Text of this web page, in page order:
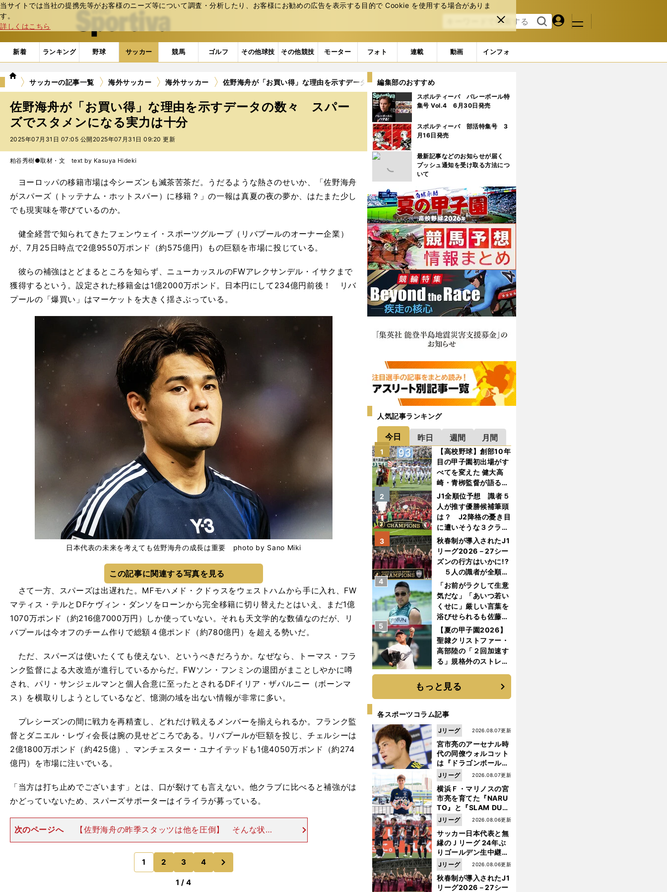
当サイトでは当社の提携先等がお客様のニーズ等について調査・分析したり、お客様にお勧めの広告を表⽰する⽬的で Cookie を使⽤する場合がありま
す。
詳しくはこちら
閉じ
る
web Sportiva (webスポルティーバ)
検索
る
マイペ
ジ
メニュ
新着 ランキング 野球 サッカー 競馬 ゴルフ その他球技 その他競技 モーター フォト 連載 動画 インフォ
we
ポ
ル
テ
ィ
ー
バ
サッカーの記事一覧 海外サッカー 海外サッカー 佐野海舟が「お買い得」な理由を示すデータの数々 スパーズでスタメンになる実力は十分
佐野海舟が「お買い得」な理由を示すデータの数々 スパー
ズでスタメンになる実力は十分
2025年07月31日 07:05 公開 2025年07月31日 09:20 更新
粕谷秀樹●取材・文 text by Kasuya Hideki
ヨーロッパの移籍市場は今シーズンも滅茶苦茶だ。うだるような熱さのせいか、「佐野海舟
がスパーズ（トッテナム・ホットスパー）に移籍？」の一報は真夏の夜の夢か、はたまた少し
でも現実味を帯びているのか。
健全経営で知られてきたフェンウェイ・スポーツグループ（リバプールのオーナー企業）
が、7月25日時点で2億9550万ポンド（約575億円）もの巨額を市場に投じている。
彼らの補強はとどまるところを知らず、ニューカッスルのFWアレクサンデル・イサクまで
獲得するという。設定された移籍金は1億2000万ポンド。日本円にして234億円前後！ リバ
プールの「爆買い」はマーケットを大きく揺さぶっている。
日本代表の未来を考えても佐野海舟の成長は重要 photo by Sano Miki
この記事に関連する写真を見る
さて一方、スパーズは出遅れた。MFモハメド・クドゥスをウェストハムから手に入れ、FW
マティス・テルとDFケヴィン・ダンソをローンから完全移籍に切り替えたとはいえ、まだ1億
1070万ポンド（約216億7000万円）しか使っていない。それも天文学的な数値なのだが、リ
バプールは今オフのチーム作りで総額４億ポンド（約780億円）を超える勢いだ。
ただ、スパーズは使いたくても使えない、というべきだろうか。なぜなら、トーマス・フラ
ンク監督による大改造が進行しているからだ。FWソン・フンミンの退団がまことしやかに噂
され、パリ・サンジェルマンと個人合意に至ったとされるDFイリア・ザバルニー（ボーンマ
ス）を横取りしようとしているなど、憶測の域を出ない情報が非常に多い。
プレシーズンの間に戦力を再精査し、どれだけ戦えるメンバーを揃えられるか。フランク監
督とダニエル・レヴィ会長は腕の見せどころである。リバプールが巨額を投じ、チェルシーは
2億1800万ポンド（約425億）、マンチェスター・ユナイテッドも1億4050万ポンド（約274
億円）を市場に注いでいる。
「当方は打ち止めでございます」とは、口が裂けても言えない。他クラブに比べると補強がは
かどっていないため、スパーズサポーターはイライラが募っている。
次のページへ
【佐野海舟の昨季スタッツは他を圧倒】 そんな状況
のなか、7月中旬に突如として「KAISYU SANO」の名前が浮上した。
スパーズの現状を踏まえるとわからなくはない。中盤センターのロドリ
ゴ・ベンタンク
1 2 3 4
のページへ
1 / 4
編集部のおすすめ
スポルティーバ バレーボール特
集号 Vol.4 6月30日発売
スポルティーバ 部活特集号 3
月16日発売
最新記事などのお知らせが届く
プッシュ通知を受け取る方法につ
いて
人気記事ランキング
今日 昨日 週間 月間
【高校野球】創部10年
目の甲子園初出場がす
べてを変えた 健大高
崎・青栁監督が語る
「機動破壊」はこうし
て生まれた
1
J1全順位予想 識者５
人が推す優勝候補筆頭
は？ J2降格の憂き目
に遭いそうな３クラブ
とは？
2
秋春制が導入されたJ1
リーグ2026－27シー
ズンの行方はいかに!?
５人の識者が全順位
を大胆予想
3
「お前がラクして生意
気だな」「あいつ若い
くせに」厳しい言葉を
浴びせられるも佐藤慎
太郎が貫いた誇りとフ
ァンへの思い
4
【夏の甲子園2026】
聖隷クリストファー・
高部陸の「２回加速す
る」規格外のストレー
く大学進学を選ぶ理由
5
もっと見る
各スポーツコラム記事
宮市亮のアーセナル時
代の同僚ウォルコット
は『ドラゴンボール』
が大好き ポドルスキは
日向小次郎に憧れてい
た
2026.08.07更新
Jリーグ
横浜Ｆ・マリノスの宮
市亮を育てた『NARU
TO』と『SLAM DUN
K』 中京大中京の同
級生・木原龍一は"ジ
ャンプ係"だった
2026.08.07更新
Jリーグ
サッカー日本代表と無
縁のＪリーグ 24年ぶ
りゴールデン生中継の
開幕戦でヘタな試合は
見せられない
2026.08.06更新
Jリーグ
秋春制が導入されたJ1
リーグ2026－27シー
2026.08.06更新
Jリーグ